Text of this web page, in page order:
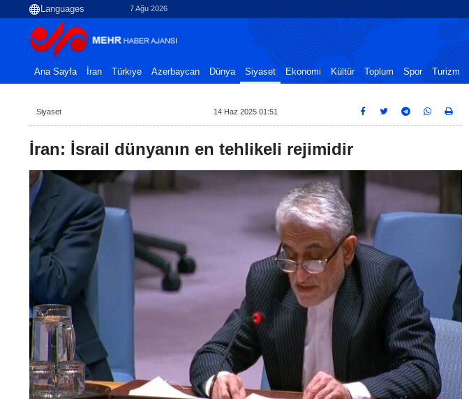
7 Ağu 2026
Ana Sayfa İran Türkiye Azerbaycan Dünya Siyaset Ekonomi Kültür Toplum Spor Turizm
Siyaset 14 Haz 2025 01:51
İran: İsrail dünyanın en tehlikeli rejimidir